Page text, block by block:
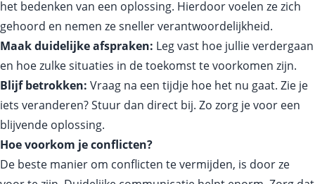
het bedenken van een oplossing. Hierdoor voelen ze zich
gehoord en nemen ze sneller verantwoordelijkheid.
Maak duidelijke afspraken: Leg vast hoe jullie verdergaan
en hoe zulke situaties in de toekomst te voorkomen zijn.
Blijf betrokken: Vraag na een tijdje hoe het nu gaat. Zie je
iets veranderen? Stuur dan direct bij. Zo zorg je voor een
blijvende oplossing.
Hoe voorkom je conflicten?
De beste manier om conflicten te vermijden, is door ze